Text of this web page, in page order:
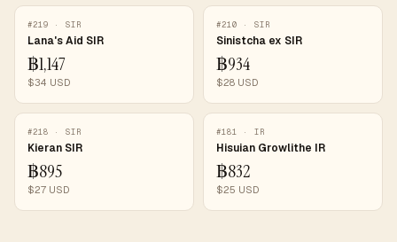
#219 · SIR
Lana's Aid SIR
฿1,147
$34 USD
#210 · SIR
Sinistcha ex SIR
฿934
$28 USD
#218 · SIR
Kieran SIR
฿895
$27 USD
#181 · IR
Hisuian Growlithe IR
฿832
$25 USD